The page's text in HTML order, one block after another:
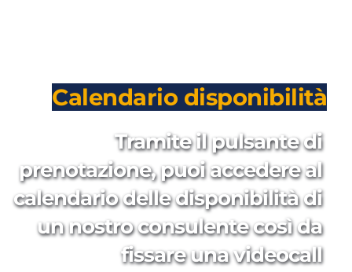
Calendario disponibilità
Tramite il pulsante di
prenotazione, puoi accedere al
calendario delle disponibilità di
un nostro consulente così da
fissare una videocall